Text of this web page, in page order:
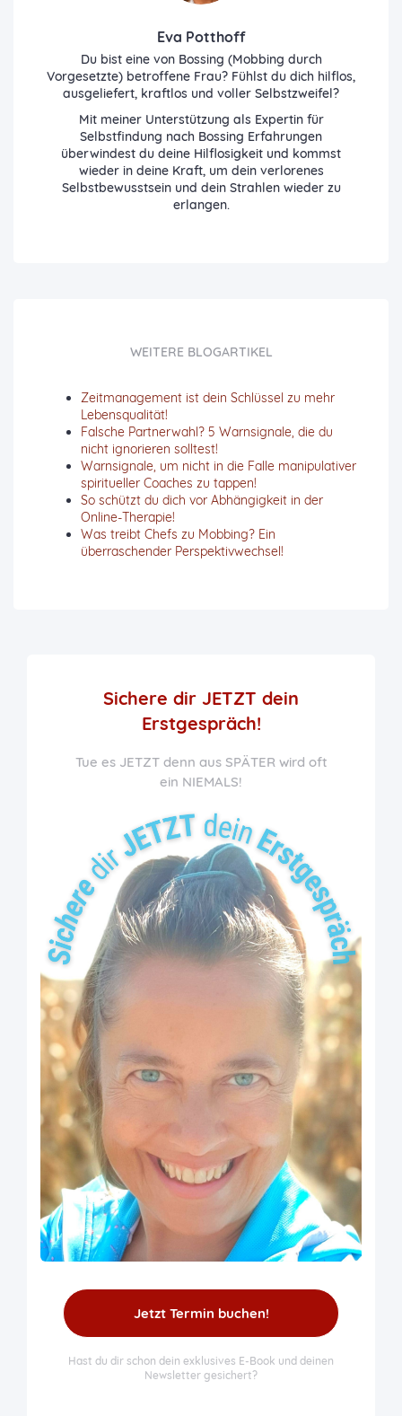
Eva Potthoff
Du bist eine von Bossing (Mobbing durch
Vorgesetzte) betroffene Frau? Fühlst du dich hilflos,
ausgeliefert, kraftlos und voller Selbstzweifel?
Mit meiner Unterstützung als Expertin für
Selbstfindung nach Bossing Erfahrungen
überwindest du deine Hilflosigkeit und kommst
wieder in deine Kraft, um dein verlorenes
Selbstbewusstsein und dein Strahlen wieder zu
erlangen.
WEITERE BLOGARTIKEL
Zeitmanagement ist dein Schlüssel zu mehr
Lebensqualität!
Falsche Partnerwahl? 5 Warnsignale, die du
nicht ignorieren solltest!
Warnsignale, um nicht in die Falle manipulativer
spiritueller Coaches zu tappen!
So schützt du dich vor Abhängigkeit in der
Online-Therapie!
Was treibt Chefs zu Mobbing? Ein
überraschender Perspektivwechsel!
Sichere dir JETZT dein
Erstgespräch!
Tue es JETZT denn aus SPÄTER wird oft
ein NIEMALS!
Jetzt Termin buchen!
Hast du dir schon dein exklusives E-Book und deinen
Newsletter gesichert?